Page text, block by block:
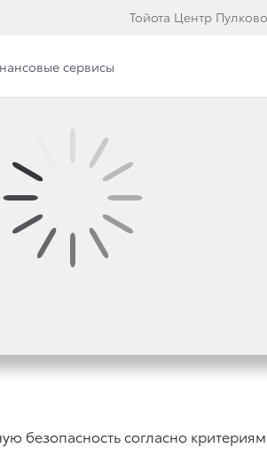
Тойота Центр Пулково
сервисы
безопасность согласно критериям